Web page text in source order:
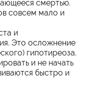
смертью.
совсем мало и
и
Это осложнение
гипотиреоза.
и не начать
быстро и